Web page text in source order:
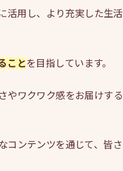
活用し、より充実した生活
ことを目指しています。
やワクワク感をお届けする
コンテンツを通じて、皆さ